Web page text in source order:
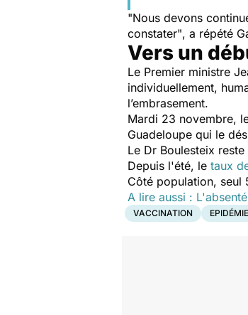
"Nous devons
constater", a répété
Vers un
Le Premier ministre
individuellement,
l’embrasement.
Mardi 23 novembre,
Guadeloupe qui le
Le Dr Boulesteix
Depuis l'été, le taux
Côté population, seul
A lire aussi :
VACCINATION EPIDÉMIE